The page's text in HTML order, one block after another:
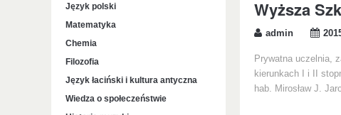
Wyższa
admin
Prywatna uczelnia,
kierunkach I i II
hab. Mirosław J.
Język polski
Matematyka
Chemia
Filozofia
Język łaciński i kultura antyczna
Wiedza o społeczeństwie